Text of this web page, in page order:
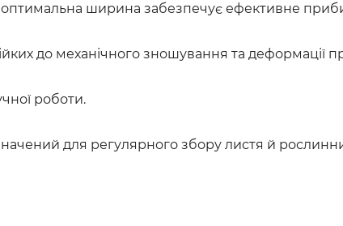
ширина забезпечує ефективне
до механічного зношування та деформації
роботи.
для регулярного збору листя й